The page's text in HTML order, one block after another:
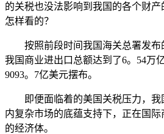
的关税也没法影响到我国的各个财
怎样看的？
按照前段时间我国海关总署发布
我国商业进出口总额达到了6。54万
9093。7亿美元摆布。
即便面临着的美国关税压力，我
内复杂市场的底蕴支持下，正在国
的经济体。